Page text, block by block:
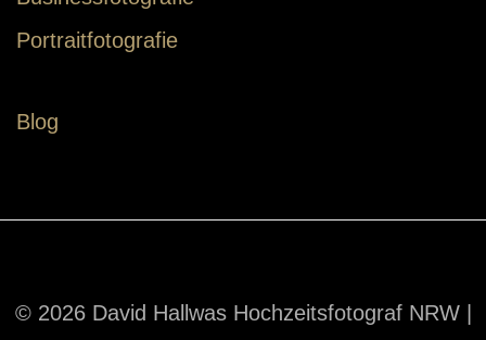
Portraitfotografie
Blog
© 2026 David Hallwas Hochzeitsfotograf NRW |